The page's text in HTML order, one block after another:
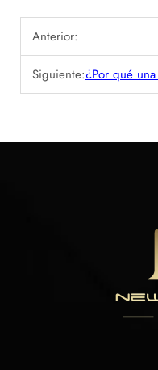
Anterior:
Siguiente:¿Por qué una araña